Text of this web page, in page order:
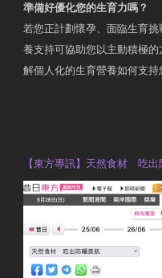
準備好優化您的生育力嗎？
若您正計劃懷孕、面臨生育
養支持可協助您以主動積極
解個人化的生育營養如何支持
【東方專訊】天然食材 吃出